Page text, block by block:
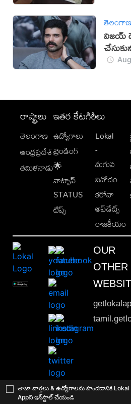
తాజా వార్తలు & ఉద్యోగాలను పొందడానికి Lokal
Appని ఇన్‌స్టాల్ చేయండి
తెలంగాణ
విజయ్
రాష్ట్రాలు
తెలంగాణ
ఆంధ్రప్రదేశ్
తమిళనాడు
ఇతర కేటగిరీలు
ఉద్యోగాలు
ట్రెండింగ్
🌟
వాట్సాప్
STATUS
టిప్స్
Lokal
-
మగువ
వినోదం
కరోనా
అప్‌డేట్స్
రాజకీయం
OUR
OTHER
This material may not be published, transmitted, rewritten or redistributed. ©